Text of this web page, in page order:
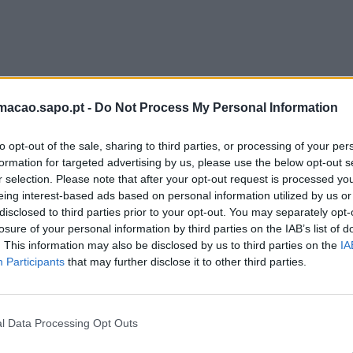
- Do Not Process My Personal Information
opt-out of the sale, sharing to third parties, or processing of your
for targeted advertising by us, please use the below opt-out
selection. Please note that after your opt-out request is processed
interest-based ads based on personal information utilized by us
to third parties prior to your opt-out. You may separately
of your personal information by third parties on the IAB’s list of
This information may also be disclosed by us to third parties on the
Participants that may further disclose it to other third parties.
Data Processing Opt Outs
para acesso a cuidados de saúde.
facilitar a deslocação para consultas em hospitais e
tratamentos, exames ou internamentos.
o projeto representou um investimento municipal de 90
todas as freguesias do concelho de Leiria, assegurando uma
média, foram realizadas cerca de 12 viagens por beneficiário, o
do serviço.
medida os residentes no concelho com idade igual ou superior a